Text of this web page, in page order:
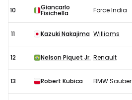
10 Giancarlo
Fisichella Force India
11 Kazuki Nakajima Williams
12 Nelson Piquet Jr. Renault
13 Robert Kubica BMW Sauber